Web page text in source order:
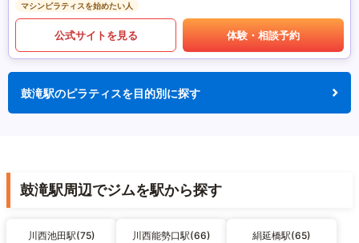
マシンピラティスを始めたい人
公式サイトを見る 体験・相談予約
鼓滝駅のピラティスを目的別に探す
鼓滝駅周辺でジムを駅から探す
川西池田駅(75) 川西能勢口駅(66) 絹延橋駅(65)